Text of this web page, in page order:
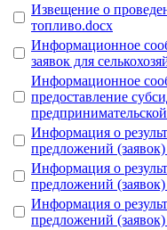
Извещение о
топливо.docx
Информационное
заявок для
Информационное
предоставление
Информация о
предложений
Информация о
предложений
Информация о
предложений